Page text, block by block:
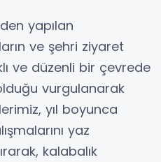
yapılan
ve şehri ziyaret
ve düzenli bir çevrede
vurgulanarak
yıl boyunca
yaz
kalabalık